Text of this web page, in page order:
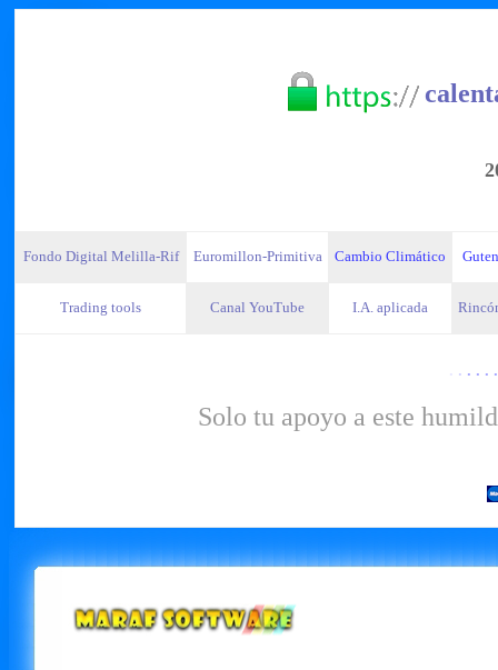
Fondo Digital Melilla-Rif Euromillon-Primitiva Cambio Climático
Trading tools Canal YouTube I.A. aplicada
· · · ·
Solo tu apoyo a este